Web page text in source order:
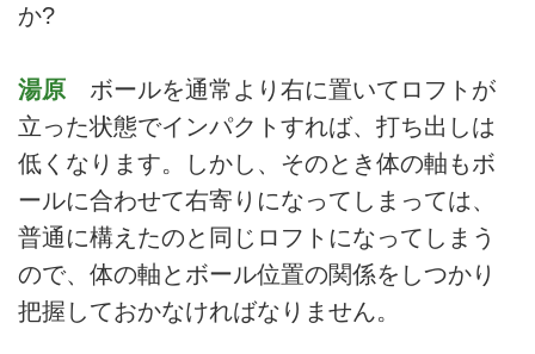
か?
湯原 ボールを通常より右に置いてロフトが
立った状態でインパクトすれば、打ち出しは
低くなります。しかし、そのとき体の軸もボ
ールに合わせて右寄りになってしまっては、
普通に構えたのと同じロフトになってしまう
ので、体の軸とボール位置の関係をしつかり
把握しておかなければなりません。